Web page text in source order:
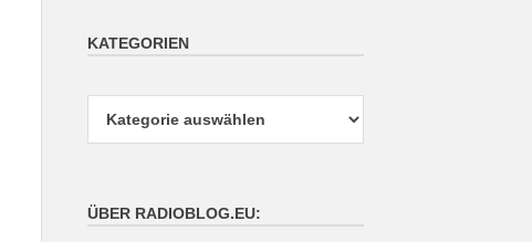
KATEGORIEN
ÜBER RADIOBLOG.EU: